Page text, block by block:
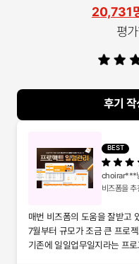
20,731
평
후기 작
BEST
choirar***
비즈폼을 추
매번 비즈폼의 도움을 잘받고
7월부터 규모가 조금 큰 프로
기존에 일일업무일지라는 프